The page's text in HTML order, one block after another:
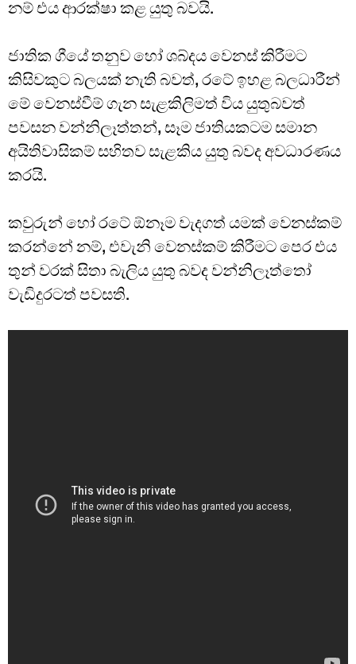
නම් එය ආරක්ෂා කළ යුතු බවයි.
ජාතික ගීයේ තනුව හෝ ශබ්දය වෙනස් කිරීමට
කිසිවකුට බලයක් නැති බවත්, රටේ ඉහළ බලධාරීන්
මේ වෙනස්වීම් ගැන සැළකිලිමත් විය යුතුබවත්
පවසන වන්නිලෑත්තන්, සෑම ජාතියකටම සමාන
අයිතිවාසිකම් සහිතව සැළකිය යුතු බවද අවධාරණය
කරයි.
කවුරුන් හෝ රටේ ඕනෑම වැදගත් යමක් වෙනස්කම්
කරන්නේ නම්, එවැනි වෙනස්කම් කිරීමට පෙර එය
තුන් වරක් සිතා බැලිය යුතු බවද වන්නිලෑත්තෝ
වැඩිදුරටත් පවසති.